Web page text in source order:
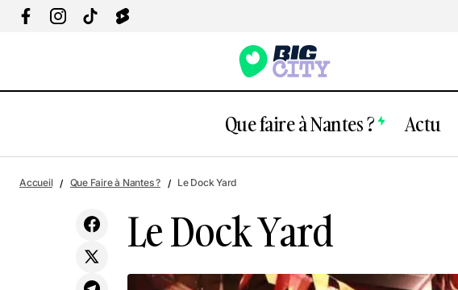
Que faire à Nantes ? Actu
La Dérive
Accueil Que Faire à Nantes ? Le Dock Yard
Le Dock Yard